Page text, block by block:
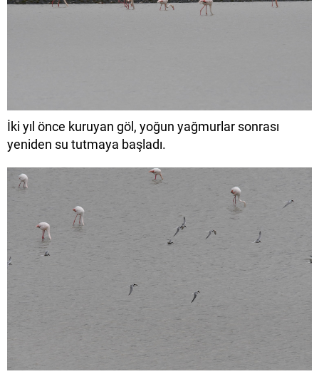
İki yıl önce kuruyan göl, yoğun yağmurlar sonrası
yeniden su tutmaya başladı.